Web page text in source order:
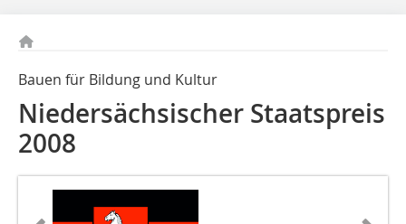
Bauen für Bildung und Kultur
Niedersächsischer Staatspreis
2008